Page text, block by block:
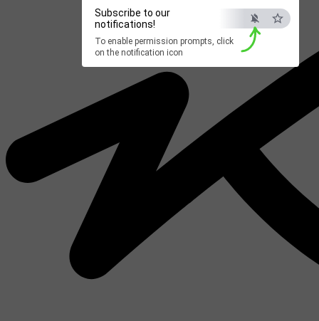
Subscribe to our
notifications!
To enable permission prompts, click
on the notification icon